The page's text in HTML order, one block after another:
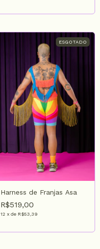
ESGOTADO
Harness de Franjas Asa
R$519,00
12 x de R$53,39